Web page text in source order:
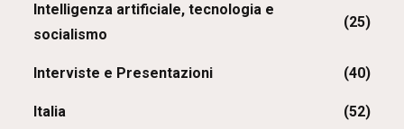
Intelligenza artificiale, tecnologia e
socialismo
(25)
Interviste e Presentazioni (40)
Italia (52)